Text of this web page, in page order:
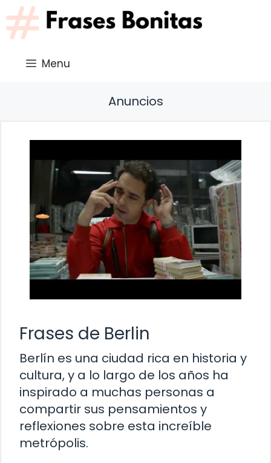
Saltar
al
contenido
Menu
Anuncios
Frases de Berlin
Berlín es una ciudad rica en historia y
cultura, y a lo largo de los años ha
inspirado a muchas personas a
compartir sus pensamientos y
reflexiones sobre esta increíble
metrópolis.